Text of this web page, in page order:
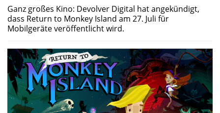
Ganz großes Kino: Devolver Digital hat angekündigt,
dass Return to Monkey Island am 27. Juli für
Mobilgeräte veröffentlicht wird.